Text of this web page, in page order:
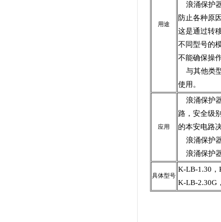
用途
浪涌保护
防止各种原
这是通过转
不同型号的
不能确保操
与其他类
使用。
应用
浪涌保护
路，安全级
的本安电路
浪涌保护
浪涌保护
具体型号
K-LB-1.30
K-LB-2.30G